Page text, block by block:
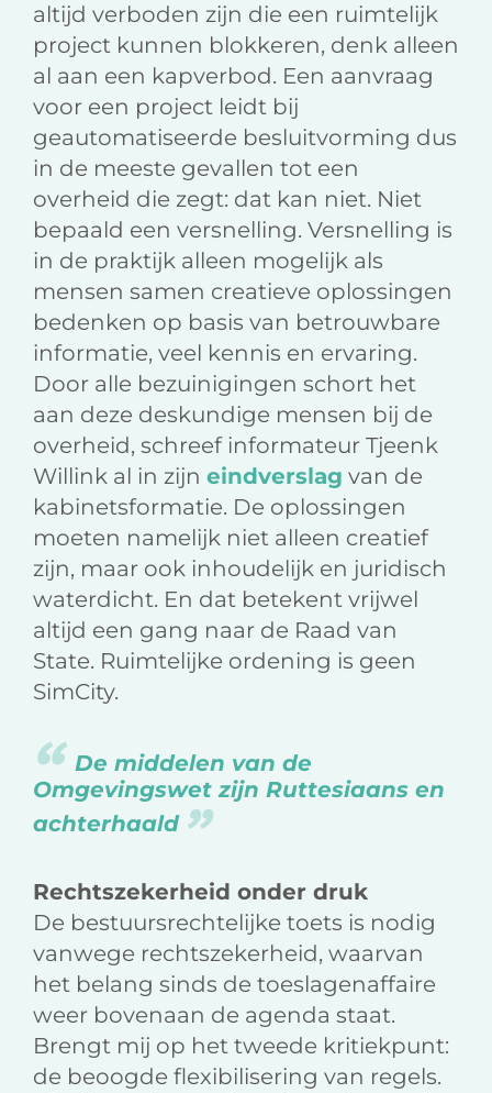
altijd verboden zijn die een ruimtelijk
project kunnen blokkeren, denk alleen
al aan een kapverbod. Een aanvraag
voor een project leidt bij
geautomatiseerde besluitvorming dus
in de meeste gevallen tot een
overheid die zegt: dat kan niet. Niet
bepaald een versnelling. Versnelling is
in de praktijk alleen mogelijk als
mensen samen creatieve oplossingen
bedenken op basis van betrouwbare
informatie, veel kennis en ervaring.
Door alle bezuinigingen schort het
aan deze deskundige mensen bij de
overheid, schreef informateur Tjeenk
Willink al in zijn eindverslag van de
kabinetsformatie. De oplossingen
moeten namelijk niet alleen creatief
zijn, maar ook inhoudelijk en juridisch
waterdicht. En dat betekent vrijwel
altijd een gang naar de Raad van
State. Ruimtelijke ordening is geen
SimCity.
De middelen van de
Omgevingswet zijn Ruttesiaans en
achterhaald
Rechtszekerheid onder druk
De bestuursrechtelijke toets is nodig
vanwege rechtszekerheid, waarvan
het belang sinds de toeslagenaffaire
weer bovenaan de agenda staat.
Brengt mij op het tweede kritiekpunt:
de beoogde flexibilisering van regels.